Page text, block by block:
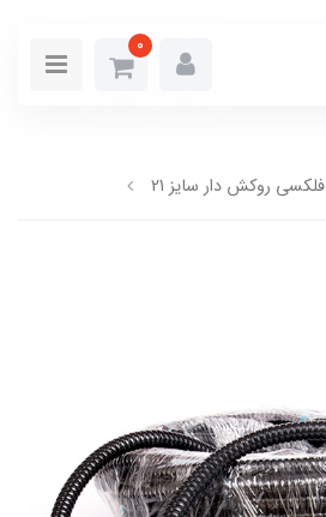
0
فلکسی روکش دار سایز 21